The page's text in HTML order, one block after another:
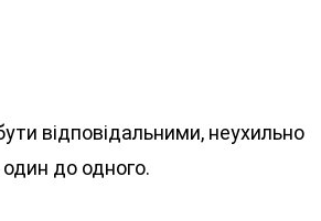
відповідальними, неухильно
до одного.